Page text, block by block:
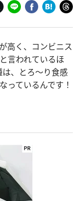
高く、コンビニス
言われているほ
、とろ〜り食感
っているんです！